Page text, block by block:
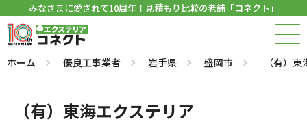
みなさまに愛されて10周年！見積もり比較の老舗「コネクト」
ホーム 優良工事業者 岩手県 盛岡市 （有）
（有）東海エクステリア